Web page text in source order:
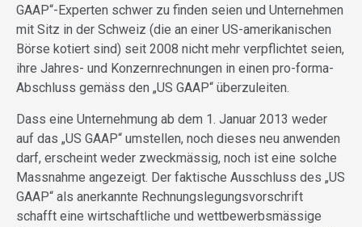
GAAP“-Experten schwer zu finden seien und Unternehmen
mit Sitz in der Schweiz (die an einer US-amerikanischen
Börse kotiert sind) seit 2008 nicht mehr verpflichtet seien,
ihre Jahres- und Konzernrechnungen in einen pro-forma-
Abschluss gemäss den „US GAAP“ überzuleiten.
Dass eine Unternehmung ab dem 1. Januar 2013 weder
auf das „US GAAP“ umstellen, noch dieses neu anwenden
darf, erscheint weder zweckmässig, noch ist eine solche
Massnahme angezeigt. Der faktische Ausschluss des „US
GAAP“ als anerkannte Rechnungslegungsvorschrift
schafft eine wirtschaftliche und wettbewerbsmässige